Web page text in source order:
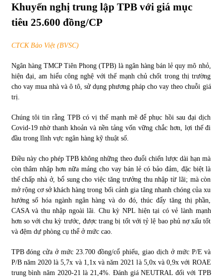
Vietcombank và Eximbank
31/05/2022
Chứng khoán ngày 30/5/2022: Top 10 cổ phiếu nổi bật
Phân tích giá tiền điện tử sau ngày thị trường lập kỷ lục
Chứng khoán ngày 12/10/2021: Top 10 cổ phiếu nổi bật
Top 10 xe bán chạy nhất tháng 9/2021
13/10/2021
Khuyến nghị trung lập TPB với giá mục
tiêu 25.600 đồng/CP
CTCK Bảo Việt (BVSC)
Ngân hàng TMCP Tiên Phong (TPB) là ngân hàng bán lẻ quy mô nhỏ,
hiện đại, am hiểu công nghệ với thế mạnh chủ chốt trong thị trường
cho vay mua nhà và ô tô, sử dụng phương pháp cho vay theo chuỗi giá
trị.
Chúng tôi tin rằng TPB có vị thế mạnh mẽ để phục hồi sau đại dịch
Covid-19 nhờ thanh khoản và nền tảng vốn vững chắc hơn, lợi thế đi
đầu trong lĩnh vực ngân hàng kỹ thuật số.
Điều này cho phép TPB không những theo đuổi chiến lược dài hạn mà
còn thâm nhập hơn nữa mảng cho vay bán lẻ có bảo đảm, đặc biệt là
thế chấp nhà ở, bổ sung cho việc tăng trưởng thu nhập từ lãi; mà còn
mở rộng cơ sở khách hàng trong bối cảnh gia tăng nhanh chóng của xu
hướng số hóa ngành ngân hàng và do đó, thúc đẩy tăng thị phần,
CASA và thu nhập ngoài lãi. Chu kỳ NPL hiện tại có vẻ lành mạnh
hơn so với chu kỳ trước, được trang bị tốt với tỷ lệ bao phủ nợ xấu tốt
và đệm dự phòng cụ thể ở mức cao.
TPB đóng cửa ở mức 23.700 đồng/cổ phiếu, giao dịch ở mức P/E và
P/B năm 2020 là 5,7x và 1,1x và năm 2021 là 5,0x và 0,9x với ROAE
trung bình năm 2020-21 là 21,4%. Đánh giá NEUTRAL đối với TPB